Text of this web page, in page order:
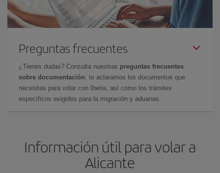
Preguntas frecuentes
¿Tienes dudas? Consulta nuestras preguntas frecuentes
sobre documentación: te aclaramos los documentos que
necesitas para volar con Iberia, así como los trámites
específicos exigidos para la migración y aduanas.
Información útil para volar a
Alicante